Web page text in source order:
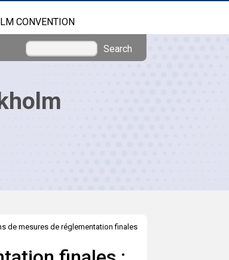
CONVENTION
Search
de mesures de réglementation finales